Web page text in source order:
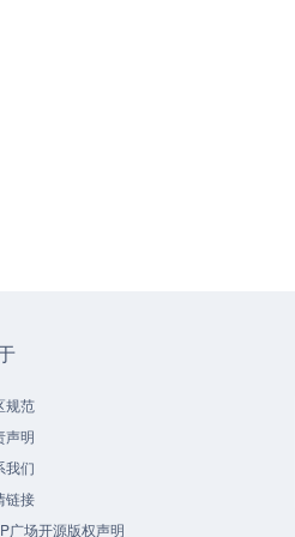
规范
声明
我们
链接
广场开源版权声明